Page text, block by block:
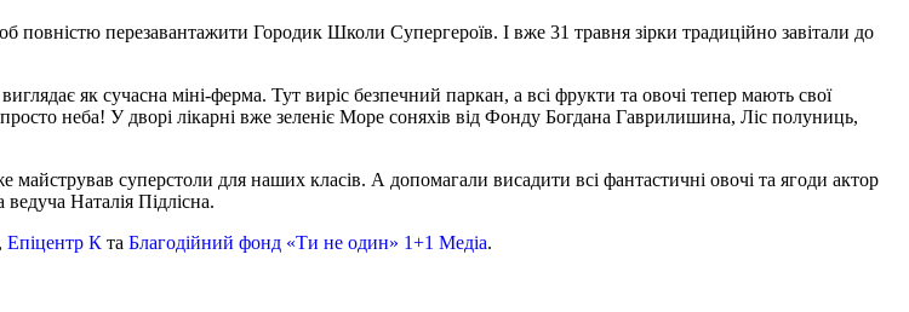
перезавантажити Городик Школи Супергероїв. І вже 31 травня зірки традиційно завітали до
як сучасна міні-ферма. Тут виріс безпечний паркан, а всі фрукти та овочі тепер мають свої
неба! У дворі лікарні вже зеленіє Море соняхів від Фонду Богдана Гаврилишина, Ліс полуниць,
майстрував суперстоли для наших класів. А допомагали висадити всі фантастичні овочі та ягоди актор
Наталія Підлісна.
Епіцентр К та Благодійний фонд «Ти не один» 1+1 Медіа.